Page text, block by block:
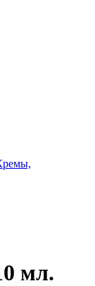
мл.